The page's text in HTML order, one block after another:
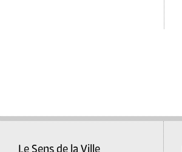
Le Sens de la Ville